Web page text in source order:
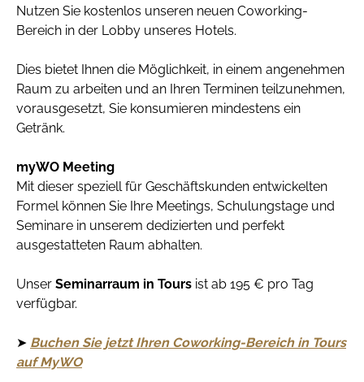
Nutzen Sie kostenlos unseren neuen Coworking-
Bereich in der Lobby unseres Hotels.
Dies bietet Ihnen die Möglichkeit, in einem angenehmen
Raum zu arbeiten und an Ihren Terminen teilzunehmen,
vorausgesetzt, Sie konsumieren mindestens ein
Getränk.
myWO Meeting
Mit dieser speziell für Geschäftskunden entwickelten
Formel können Sie Ihre Meetings, Schulungstage und
Seminare in unserem dedizierten und perfekt
ausgestatteten Raum abhalten.
Unser Seminarraum in Tours ist ab 195 € pro Tag
verfügbar.
➤ Buchen Sie jetzt Ihren Coworking-Bereich in Tours
auf MyWO